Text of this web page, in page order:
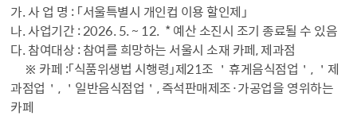
가. 사 업 명 : 「서울특별시 개인컵 이용 할인제」
나. 사업기간 : 2026. 5. ~ 12. * 예산 소진시 조기 종료될 수 있음
다. 참여대상 : 참여를 희망하는 서울시 소재 카페, 제과점
※ 카페 :「식품위생법 시행령」제21조 ＇휴게음식점업＇, ＇제
과점업＇, ＇일반음식점업＇, 즉석판매제조·가공업을 영위하는
카페